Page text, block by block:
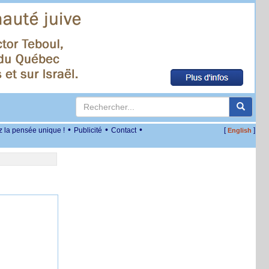
la pensée unique ! • Publicité • Contact • [English ]